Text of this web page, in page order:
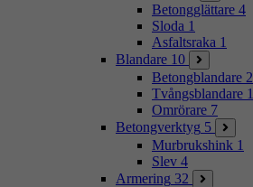
Betongglättare 4
Sloda 1
Asfaltsraka 1
Blandare 10
Betongblandare 2
Tvångsblandare 1
Omrörare 7
Betongverktyg 5
Murbrukshink 1
Slev 4
Armering 32